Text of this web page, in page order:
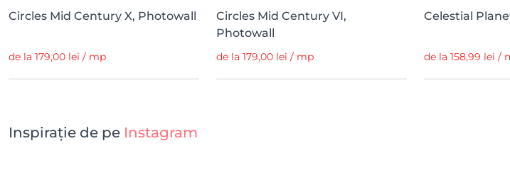
Circles Mid Century X, Photowall
de la 179,00 lei / mp
Circles Mid Century VI,
Photowall
de la 179,00 lei / mp
Celestial
de la 158,99 lei /
Inspirație de pe Instagram